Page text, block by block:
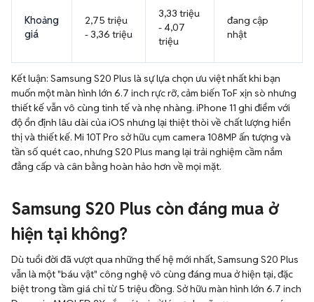
Khoảng
giá
2,75 triệu
- 3,36 triệu
3,33 triệu
- 4,07
triệu
đang cập
nhật
Kết luận: Samsung S20 Plus là sự lựa chọn ưu việt nhất khi bạn
muốn một màn hình lớn 6.7 inch rực rỡ, cảm biến ToF xịn sò nhưng
thiết kế vẫn vô cùng tinh tế và nhẹ nhàng. iPhone 11 ghi điểm với
độ ổn định lâu dài của iOS nhưng lại thiệt thòi về chất lượng hiển
thị và thiết kế. Mi 10T Pro sở hữu cụm camera 108MP ấn tượng và
tần số quét cao, nhưng S20 Plus mang lại trải nghiệm cầm nắm
đẳng cấp và cân bằng hoàn hảo hơn về mọi mặt.
Samsung S20 Plus còn đáng mua ở
hiện tại không?
Dù tuổi đời đã vượt qua những thế hệ mới nhất, Samsung S20 Plus
vẫn là một "báu vật" công nghệ vô cùng đáng mua ở hiện tại, đặc
biệt trong tầm giá chỉ từ 5 triệu đồng. Sở hữu màn hình lớn 6.7 inch